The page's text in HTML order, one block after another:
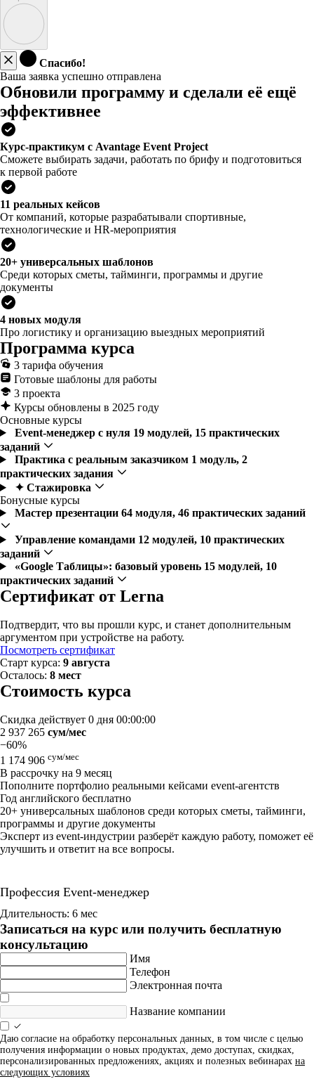
Спасибо!
Ваша заявка успешно отправлена
Обновили программу и сделали её ещё
эффективнее
Курс-практикум с Avantage Event Project
Сможете выбирать задачи, работать по брифу и подготовиться
к первой работе
11 реальных кейсов
От компаний, которые разрабатывали спортивные,
технологические и HR-мероприятия
20+ универсальных шаблонов
Среди которых сметы, тайминги, программы и другие
документы
4 новых модуля
Про логистику и организацию выездных мероприятий
Программа курса
3 тарифа обучения
Готовые шаблоны для работы
3 проекта
Курсы обновлены в 2025 году
Основные курсы
Event-менеджер с нуля 19 модулей, 15 практических
заданий
Практика с реальным заказчиком 1 модуль, 2
практических задания
✦ Стажировка
Бонусные курсы
Мастер презентации 64 модуля, 46 практических заданий
Управление командами 12 модулей, 10 практических
заданий
«Google Таблицы»: базовый уровень 15 модулей, 10
практических заданий
Сертификат от Lerna
Подтвердит, что вы прошли курс, и станет дополнительным
аргументом при устройстве на работу.
Посмотреть сертификат
Старт курса: 9 августа
Осталось: 8 мест
Стоимость курса
Скидка действует 0 дня 00:00:00
2 937 265 сум/мес
−60%
1 174 906 сум/мес
В рассрочку на 9 месяц
Пополните портфолио реальными кейсами event-агентств
Год английского бесплатно
20+ универсальных шаблонов среди которых сметы, тайминги,
программы и другие документы
Эксперт из event-индустрии разберёт каждую работу, поможет её
улучшить и ответит на все вопросы.
Профессия Event-менеджер
Длительность: 6 мес
Записаться на курс или получить бесплатную
консультацию
Имя
Телефон
Электронная почта
Название компании
Даю согласие на обработку персональных данных, в том числе с целью
получения информации о новых продуктах, демо доступах, скидках,
персонализированных предложениях, акциях и полезных вебинарах на
следующих условиях